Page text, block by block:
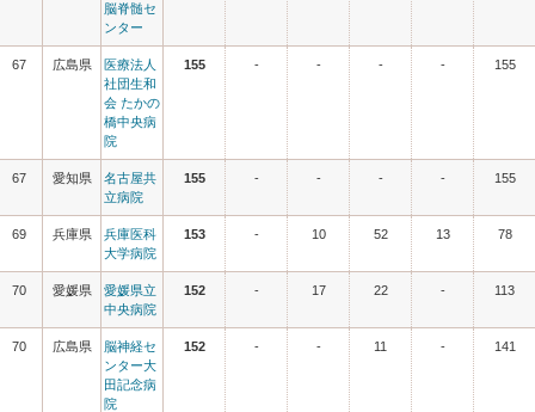
脳脊髄セ
ンター
67 広島県
医療法人
社団生和
会 たかの
橋中央病
院
155 - - - - 155
67 愛知県
名古屋共
立病院
155 - - - - 155
69 兵庫県
兵庫医科
大学病院
153 - 10 52 13 78
70 愛媛県
愛媛県立
中央病院
152 - 17 22 - 113
70 広島県
脳神経セ
ンター大
田記念病
院
152 - - 11 - 141